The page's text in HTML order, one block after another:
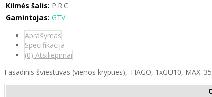
Kilmės šalis: P.R.C
Gamintojas: GTV
Aprašymas
Specifikacija
(0) Atsiliepimai
Fasadinis šviestuvas (vienos krypties), TIAGO, 1xGU10, MAX.